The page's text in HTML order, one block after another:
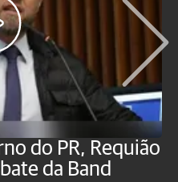
do PR, Requião
da Band